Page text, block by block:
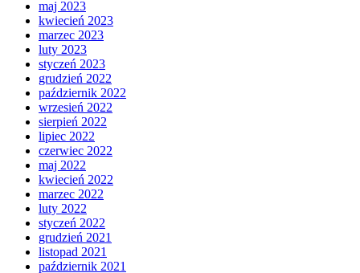
maj 2023
kwiecień 2023
marzec 2023
luty 2023
styczeń 2023
grudzień 2022
październik 2022
wrzesień 2022
sierpień 2022
lipiec 2022
czerwiec 2022
maj 2022
kwiecień 2022
marzec 2022
luty 2022
styczeń 2022
grudzień 2021
listopad 2021
październik 2021